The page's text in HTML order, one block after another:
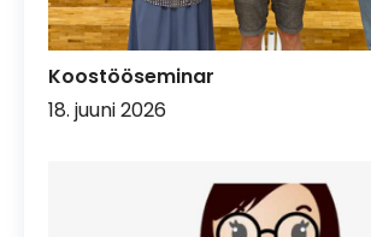
Koostööseminar
18. juuni 2026